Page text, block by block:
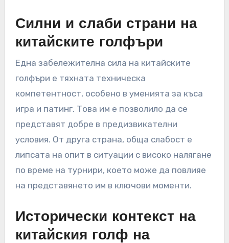
Официалната световна голф класация, което
показва конкурентно предимство. Въпреки
това, те все още често изостават зад
утвърдените играчи от Съединените щати и
Европа в големите турнири.
Силни и слаби страни на
китайските голфъри
Една забележителна сила на китайските
голфъри е тяхната техническа
компетентност, особено в уменията за къса
представят добре в предизвикателни
условия. От друга страна, обща слабост е